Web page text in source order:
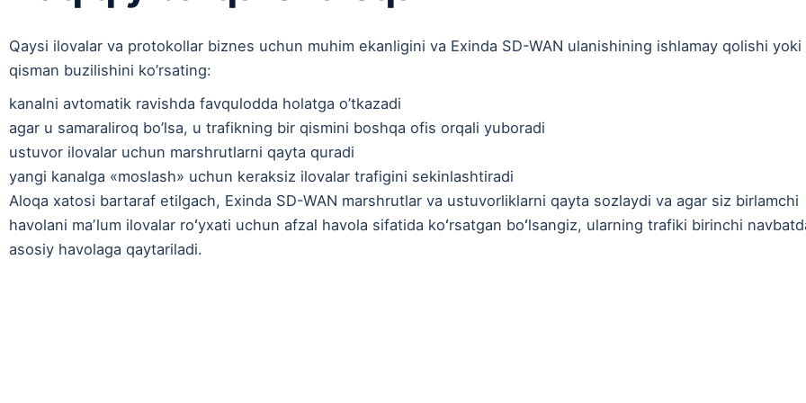
Qaysi ilovalar va protokollar biznes uchun muhim ekanligini va Exinda SD-WAN ulanishining ishlamay qolishi yoki
qisman buzilishini ko’rsating:
kanalni avtomatik ravishda favqulodda holatga o’tkazadi
agar u samaraliroq bo’lsa, u trafikning bir qismini boshqa ofis orqali yuboradi
ustuvor ilovalar uchun marshrutlarni qayta quradi
yangi kanalga «moslash» uchun keraksiz ilovalar trafigini sekinlashtiradi
Aloqa xatosi bartaraf etilgach, Exinda SD-WAN marshrutlar va ustuvorliklarni qayta sozlaydi va agar siz birlamchi
havolani maʼlum ilovalar roʻyxati uchun afzal havola sifatida koʻrsatgan boʻlsangiz, ularning trafiki birinchi
asosiy havolaga qaytariladi.